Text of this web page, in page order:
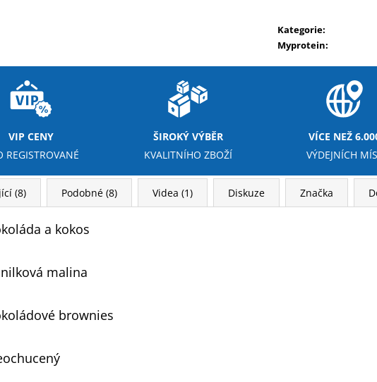
Kategorie:
Myprotein:
VIP CENY
REGISTROVANÉ
ŠIROKÝ VÝBĚR
KVALITNÍHO ZBOŽÍ
VÍCE NEŽ
VÝDEJNÍCH
(8) Podobné (8) Videa (1) Diskuze Značka
a kokos
malina
brownies